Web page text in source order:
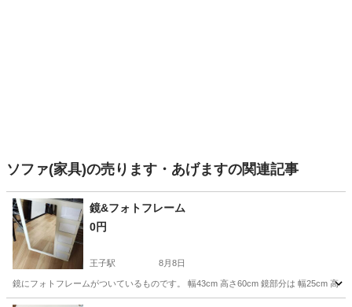
ソファ(家具)の売ります・あげますの関連記事
鏡&フォトフレーム
0円
王子駅 8月8日
鏡にフォトフレームがついているものです。 幅43cm 高さ60cm 鏡部分は 幅25cm 高